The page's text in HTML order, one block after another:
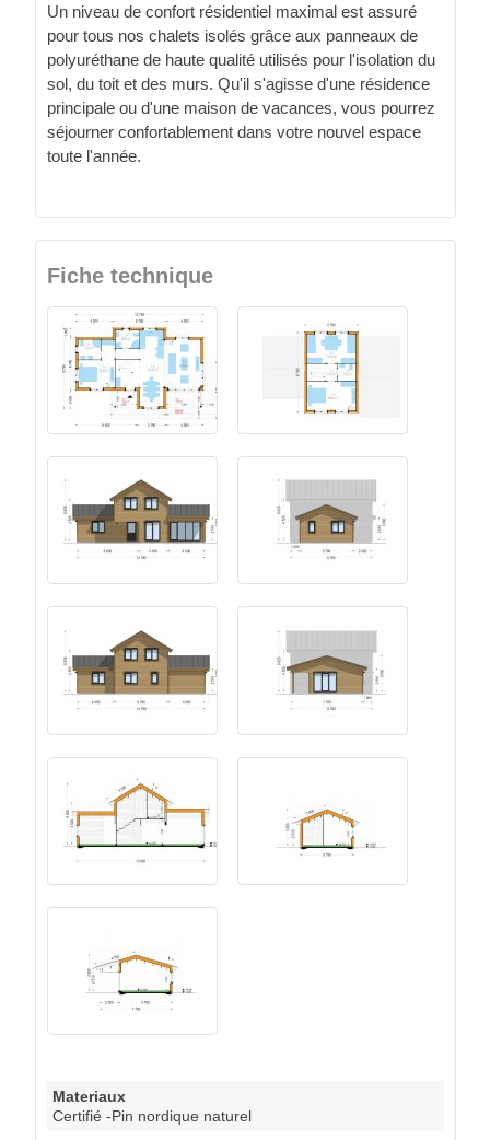
Un niveau de confort résidentiel maximal est assuré
pour tous nos chalets isolés grâce aux panneaux de
polyuréthane de haute qualité utilisés pour l'isolation du
sol, du toit et des murs. Qu'il s'agisse d'une résidence
principale ou d'une maison de vacances, vous pourrez
séjourner confortablement dans votre nouvel espace
toute l'année.
Fiche technique
Materiaux
Certifié -Pin nordique naturel